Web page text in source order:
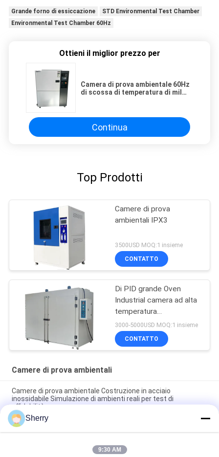
Grande forno di essiccazione
STD Environmental Test Chamber
Environmental Test Chamber 60Hz
Ottieni il miglior prezzo per
Camera di prova ambientale 60Hz
di scossa di temperatura di mil
Continua
Top Prodotti
Camere di prova
ambientali IPX3
3500USD MOQ:1 insieme
CONTATTO
Di PID grande Oven
Industrial camera ad alta
temperatura
asciugantesi del forno di
sec SUS304
3000-5000USD MOQ:1 insieme
CONTATTO
Camere di prova ambientali
Camere di prova ambientale Costruzione in acciaio
inossidabile Simulazione di ambienti reali per test di
affidabilità
Camere di prova controllate dal clima Uniformità della
temperatura ±1°C Disponibile
Camere di prova ambientali Ampia gamma di temperature
Sherry
9:30 AM